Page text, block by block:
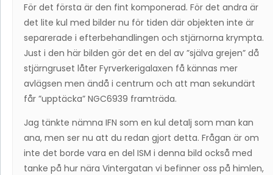
För det första är den fint komponerad. För det andra är
det lite kul med bilder nu för tiden där objekten inte är
separerade i efterbehandlingen och stjärnorna krympta.
Just i den här bilden gör det en del av ”själva grejen” då
stjärngruset låter Fyrverkerigalaxen få kännas mer
avlägsen men ändå i centrum och att man sekundärt
får ”upptäcka” NGC6939 framträda.
Jag tänkte nämna IFN som en kul detalj som man kan
ana, men ser nu att du redan gjort detta. Frågan är om
inte det borde vara en del ISM i denna bild också med
tanke på hur nära Vintergatan vi befinner oss på himlen,